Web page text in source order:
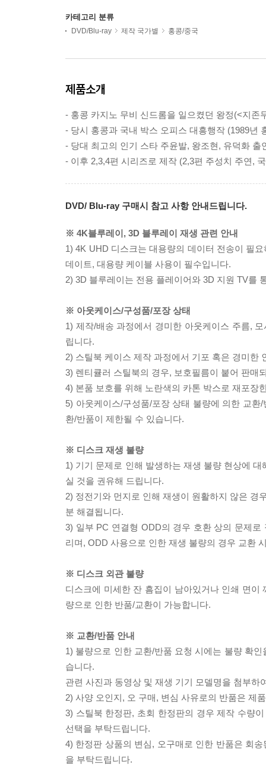
카테고리 분류
DVD/Blu-ray 제작 국가별 홍콩/중국
제품소개
- 홍콩 카지노 무비 신드롬을 일으켰던 왕정(<지존
- 당시 홍콩과 국내 박스 오피스 대흥행작 (1989년
- 당대 최고의 인기 스타 주윤발, 왕조현, 유덕화 출
- 이후 2,3,4편 시리즈로 제작 (2,3편 주성치 주연,
DVD/ Blu-ray 구매시 참고 사항 안내드립니다.
※ 4K블루레이, 3D 블루레이 재생 관련 안내
1) 4K UHD 디스크는 대용량의 데이터 전송이 필
데이트, 대용량 케이블 사용이 필수입니다.
2) 3D 블루레이는 전용 플레이어와 3D 지원 TV를
※ 아웃케이스/구성품/포장 상태
1) 제작/배송 과정에서 경미한 아웃케이스 주름,
립니다.
2) 스틸북 케이스 제작 과정에서 기포 혹은 경미한
3) 렌티큘러 스틸북의 경우, 보호필름이 붙어 판매
4) 본품 보호를 위해 노란색의 카톤 박스로 재포장
5) 아웃케이스/구성품/포장 상태 불량에 의한 교
환/반품이 제한될 수 있습니다.
※ 디스크 재생 불량
1) 기기 문제로 인해 발생하는 재생 불량 현상에
실 것을 권유해 드립니다.
2) 정전기와 먼지로 인해 재생이 원활하지 않은 경
분 해결됩니다.
3) 일부 PC 연결형 ODD의 경우 호환 상의 문제
리며, ODD 사용으로 인한 재생 불량의 경우 교환
※ 디스크 외관 불량
디스크에 미세한 잔 흠집이 남아있거나 인쇄 면
량으로 인한 반품/교환이 가능합니다.
※ 교환/반품 안내
1) 불량으로 인한 교환/반품 요청 시에는 불량 확
습니다.
관련 사진과 동영상 및 재생 기기 모델명을 첨부하
2) 사양 오인지, 오 구매, 변심 사유로의 반품은 제
3) 스틸북 한정판, 초회 한정판의 경우 제작 수량
선택을 부탁드립니다.
4) 한정판 상품의 변심, 오구매로 인한 반품은 회
을 부탁드립니다.